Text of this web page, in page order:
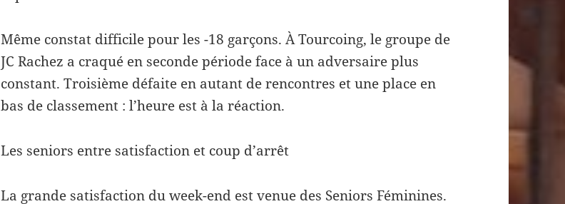
Même constat difficile pour les -18 garçons. À Tourcoing, le groupe de
JC Rachez a craqué en seconde période face à un adversaire plus
constant. Troisième défaite en autant de rencontres et une place en
bas de classement : l’heure est à la réaction.
Les seniors entre satisfaction et coup d’arrêt
La grande satisfaction du week-end est venue des Seniors Féminines.